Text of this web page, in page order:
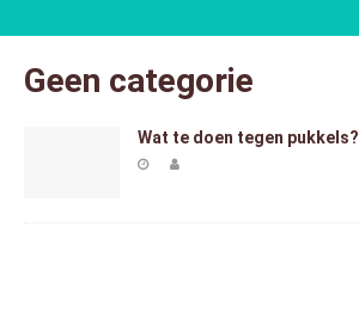
Geen categorie
Wat te doen tegen pukkels?